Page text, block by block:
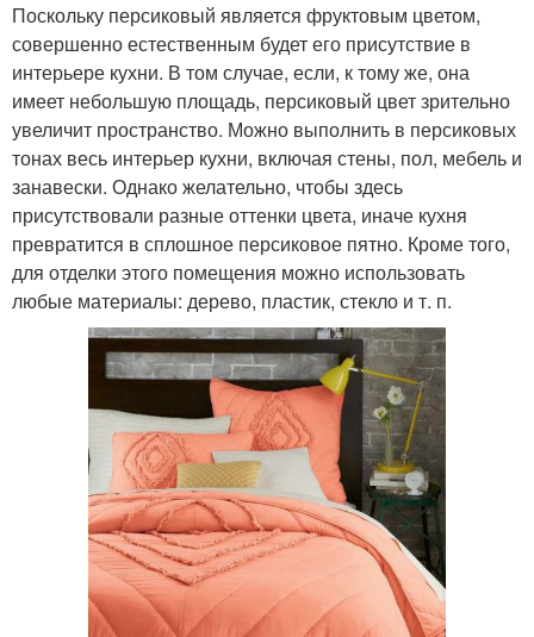
Поскольку персиковый является фруктовым цветом,
совершенно естественным будет его присутствие в
интерьере кухни. В том случае, если, к тому же, она
имеет небольшую площадь, персиковый цвет зрительно
увеличит пространство. Можно выполнить в персиковых
тонах весь интерьер кухни, включая стены, пол, мебель и
занавески. Однако желательно, чтобы здесь
присутствовали разные оттенки цвета, иначе кухня
превратится в сплошное персиковое пятно. Кроме того,
для отделки этого помещения можно использовать
любые материалы: дерево, пластик, стекло и т. п.